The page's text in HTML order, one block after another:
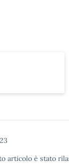
articolo è stato